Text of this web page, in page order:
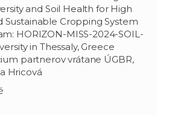
and Soil Health for High
Sustainable Cropping System
HORIZON-MISS-2024-SOIL-
in Thessaly, Greece
partnerov vrátane ÚGBR,
Hricová